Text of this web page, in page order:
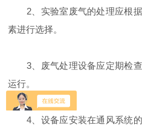
2、实验室废气的处理应根据
素进行选择。
3、废气处理设备应定期检查
运行。
4、设备应安装在通风系统的